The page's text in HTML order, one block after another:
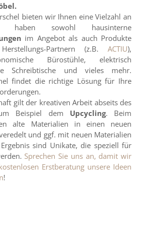
bieten wir Ihnen eine Vielzahl an
haben sowohl hausinterne
im Angebot als auch Produkte
Partnern (z.B. ACTIU),
Bürostühle, elektrisch
Schreibtische und vieles mehr.
findet die richtige Lösung für Ihre
gilt der kreativen Arbeit abseits des
Beispiel dem Upcycling. Beim
alte Materialien in einen neuen
und ggf. mit neuen Materialien
sind Unikate, die speziell für
Sprechen Sie uns an, damit wir
Erstberatung unsere Ideen
!